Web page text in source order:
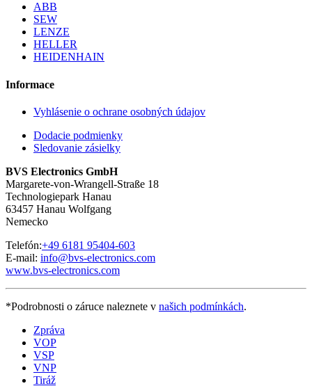
ABB
SEW
LENZE
HELLER
HEIDENHAIN
Informace
Vyhlásenie o ochrane osobných údajov
Dodacie podmienky
Sledovanie zásielky
BVS Electronics GmbH
Margarete-von-Wrangell-Straße 18
Technologiepark Hanau
63457 Hanau Wolfgang
Nemecko
Telefón:+49 6181 95404-603
E-mail: info@bvs-electronics.com
www.bvs-electronics.com
*Podrobnosti o záruce naleznete v našich podmínkách.
Zpráva
VOP
VSP
VNP
Tiráž